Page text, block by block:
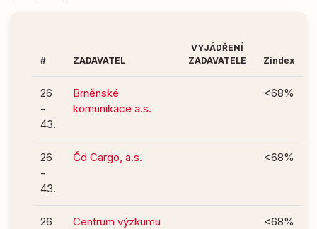
# ZADAVATEL
VYJÁDŘENÍ
ZADAVATELE
Zindex
26
-
43.
Brněnské
komunikace a.s.
<68%
26
-
43.
Čd Cargo, a.s. <68%
26
Centrum výzkumu
<68%